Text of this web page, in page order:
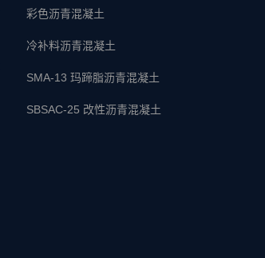
彩色沥青混凝土
冷补料沥青混凝土
SMA-13 玛蹄脂沥青混凝土
SBSAC-25 改性沥青混凝土